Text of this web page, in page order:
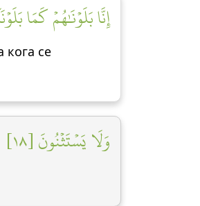
إِنَّا بَلَوۡنَٰهُمۡ كَمَا
кога се
وَلَا يَسۡتَثۡنُونَ [١٨]